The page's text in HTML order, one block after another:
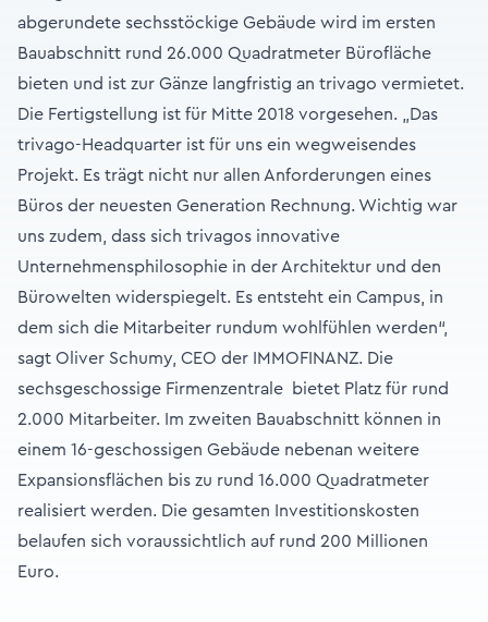
abgerundete sechsstöckige Gebäude wird im ersten
Bauabschnitt rund 26.000 Quadratmeter Bürofläche
bieten und ist zur Gänze langfristig an trivago vermietet.
Die Fertigstellung ist für Mitte 2018 vorgesehen. „Das
trivago-Headquarter ist für uns ein wegweisendes
Projekt. Es trägt nicht nur allen Anforderungen eines
Büros der neuesten Generation Rechnung. Wichtig war
uns zudem, dass sich trivagos innovative
Unternehmensphilosophie in der Architektur und den
Bürowelten widerspiegelt. Es entsteht ein Campus, in
dem sich die Mitarbeiter rundum wohlfühlen werden“,
sagt Oliver Schumy, CEO der IMMOFINANZ. Die
sechsgeschossige Firmenzentrale bietet Platz für rund
2.000 Mitarbeiter. Im zweiten Bauabschnitt können in
einem 16-geschossigen Gebäude nebenan weitere
Expansionsflächen bis zu rund 16.000 Quadratmeter
realisiert werden. Die gesamten Investitionskosten
belaufen sich voraussichtlich auf rund 200 Millionen
Euro.